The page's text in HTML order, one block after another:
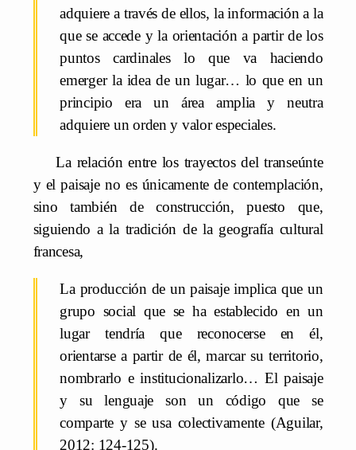
adquiere a través de ellos, la información a la
que se accede y la orientación a partir de los
puntos cardinales lo que va haciendo
emerger la idea de un lugar… lo que en un
principio era un área amplia y neutra
adquiere un orden y valor especiales.
La relación entre los trayectos del transeúnte
y el paisaje no es únicamente de contemplación,
sino también de construcción, puesto que,
siguiendo a la tradición de la geografía cultural
francesa,
La producción de un paisaje implica que un
grupo social que se ha establecido en un
lugar tendría que reconocerse en él,
orientarse a partir de él, marcar su territorio,
nombrarlo e institucionalizarlo… El paisaje
y su lenguaje son un código que se
comparte y se usa colectivamente (Aguilar,
2012: 124-125).